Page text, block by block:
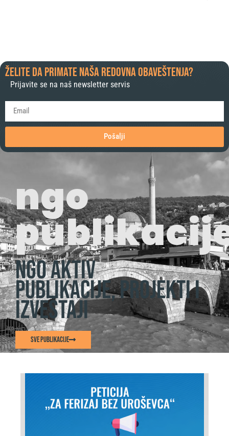
Želite da primate naša redovna obaveštenja?
Prijavite se na naš newsletter servis
Pošalji
ngo
NGO AKTIV
publikacije, projekti i
izveštaji
Sve publikacije